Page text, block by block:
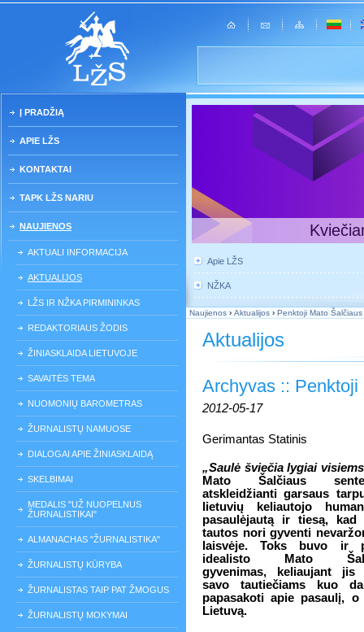
Į PRADŽIĄ
APIE LŽS
KONTAKTAI
TAPK LŽS NARIU
NAUJIENOS
AKTUALI INFORMACIJA
AKTUALIJOS
LŽS IR NŽKA PIRMININKAS
REDAKTORIAUS ŽODIS
ŽINIASKLAIDA LIETUVOJE
SAVAITĖS TEMA
NUOMONIŲ BAROMETRAS
ŽURNALISTŲ NAMUOSE
DIALOGAI APIE ŽINIASKLAIDĄ
SKELBIMAI
MEDALIS "UŽ NUOPELNUS
ŽURNALISTIKAI"
ALMANACHAS "ŽURNALISTIKA"
ŽURNALISTŲ KŪRYBA
ŽURNALISTAS TAIP PAT ŽMOGUS
ŽURNALISTŲ MOKYMAI
Apie LŽS
NŽKA
Naujienos › Aktualijos › Penktoji Mato Šalčiaus
Aktualijos
Archyvas ::
2012-05-17
Gerimantas Statinis
„Saulė šviečia lygiai
Mato Šalčiaus
atskleidžianti garsaus
lietuvių keliautojo
pasaulėjautą ir tiesą, kad
tautos nori gyventi
laisvėje. Toks buvo ir
idealisto Mato
gyvenimas, keliaujant jis
savo tautiečiams kuo
papasakoti apie pasaulį,
Lietuvą.